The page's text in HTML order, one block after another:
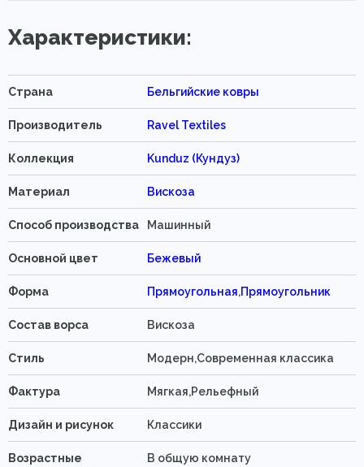
Характеристики:
Страна Бельгийские ковры
Производитель Ravel Textiles
Коллекция Kunduz (Кундуз)
Материал Вискоза
Способ производства Машинный
Основной цвет Бежевый
Форма Прямоугольная,Прямоугольник
Состав ворса Вискоза
Стиль Модерн,Современная классика
Фактура Мягкая,Рельефный
Дизайн и рисунок Классики
Возрастные
В общую комнату